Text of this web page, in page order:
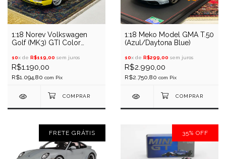
1:18 Norev Volkswagen
Golf (MK3) GTI Color
10x de R$119,00 sem juros
R$1.190,00
R$1.094,80 com Pix
1:18 Meko Model GMA T.50
(Azul/Daytona Blue)
10x de R$299,00 sem juros
R$2.990,00
R$2.750,80 com Pix
FRETE GRÁTIS 35% OFF